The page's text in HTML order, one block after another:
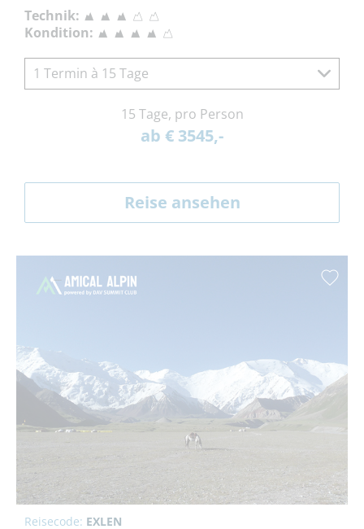
Technik:
Kondition:
1 Termin à 15 Tage
15 Tage, pro Person
ab € 3545,-
Reise ansehen
Reisecode: EXLEN